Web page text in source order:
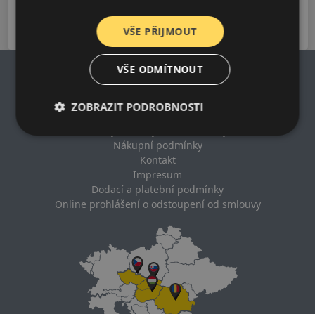
Impresum
Nákupní podmínky
Kontakt
Impresum
Dodací a platební podmínky
Online prohlášení o odstoupení od smlouvy
VŠE PŘIJMOUT
VŠE ODMÍTNOUT
ZOBRAZIT PODROBNOSTI